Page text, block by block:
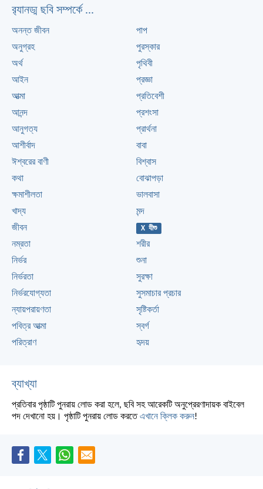
র‌্যানড্ম ছবি সম্পর্কে ...
অনন্ত জীবন
অনুগ্রহ
অর্থ
আইন
আত্মা
আনন্দ
আনুগত্য
আশীর্বাদ
ঈশ্বরের বাণী
কথা
ক্ষমাশীলতা
খাদ্য
জীবন
নম্রতা
নির্ভর
নির্ভরতা
নির্ভরযোগ্যতা
ন্যায়পরায়ণতা
পবিত্র আত্মা
পরিত্রাণ
পাপ
পুরস্কার
পৃথিবী
প্রজ্ঞা
প্রতিবেশী
প্রশংসা
প্রার্থনা
বাবা
বিশ্বাস
বোঝাপড়া
ভালবাসা
মন্দ
X যীশু
শরীর
শুনা
সুরক্ষা
সুসমাচার প্রচার
সৃষ্টিকর্তা
স্বর্গ
হৃদয়
ব্যাখ্যা
প্রতিবার পৃষ্ঠাটি পুনরায় লোড করা হলে, ছবি সহ আরেকটি অনুপ্রেরণাদায়ক বাইবেল
পদ দেখানো হয়। পৃষ্ঠাটি পুনরায় লোড করতেএখানে ক্লিক করুন!